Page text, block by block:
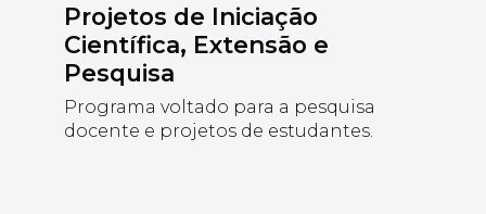
Projetos de Iniciação
Científica, Extensão e
Pesquisa
Programa voltado para a pesquisa
docente e projetos de estudantes.